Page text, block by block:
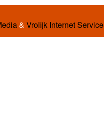
& Vrolijk Internet